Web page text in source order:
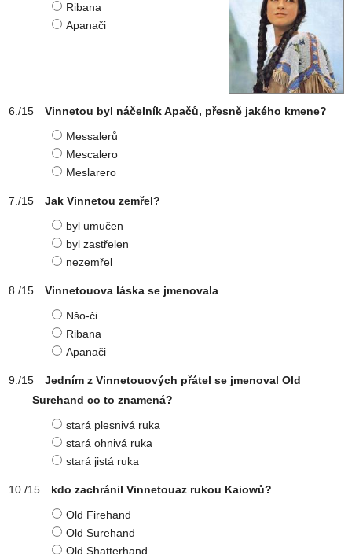
Ribana
Apanači
Vinnetou byl náčelník Apačů, přesně jakého kmene?
Messalerů
Mescalero
Meslarero
Jak Vinnetou zemřel?
byl umučen
byl zastřelen
nezemřel
Vinnetouova láska se jmenovala
Nšo-či
Ribana
Apanači
Jedním z Vinnetouových přátel se jmenoval Old
Surehand co to znamená?
stará plesnivá ruka
stará ohnivá ruka
stará jistá ruka
kdo zachránil Vinnetouaz rukou Kaiowů?
Old Firehand
Old Surehand
Old Shatterhand